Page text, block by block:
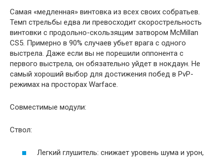
Самая «медленная» винтовка из всех своих собратьев.
Темп стрельбы едва ли превосходит скорострельность
винтовки с продольно-скользящим затвором McMillan
CS5. Примерно в 90% случаев убьет врага с одного
выстрела. Даже если вы не порешили оппонента с
первого выстрела, он обязательно уйдет в нокдаун. Не
самый хороший выбор для достижения побед в PvP-
режимах на просторах Warface.
Совместимые модули:
Ствол:
Легкий глушитель: снижает уровень шума и урон,